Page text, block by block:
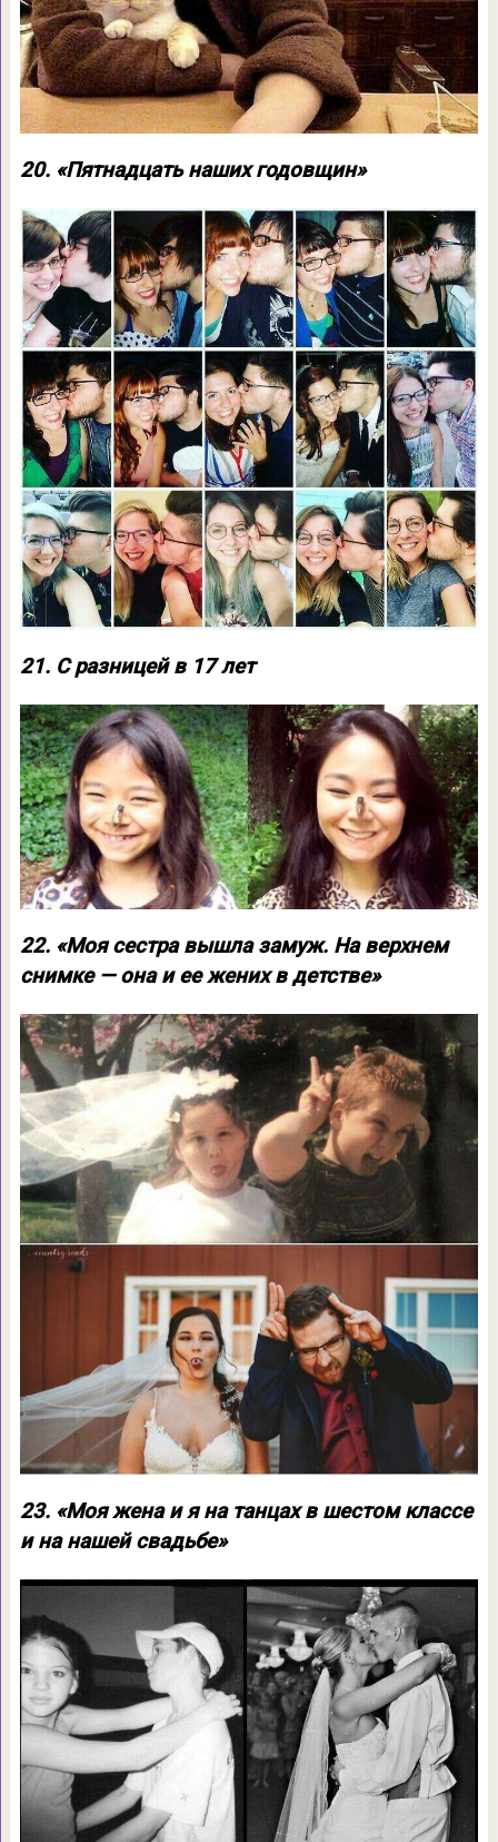
20. «Пятнадцать наших годовщин»
21. С разницей в 17 лет
22. «Моя сестра вышла замуж. На верхнем
снимке — она и ее жених в детстве»
23. «Моя жена и я на танцах в шестом классе
и на нашей свадьбе»